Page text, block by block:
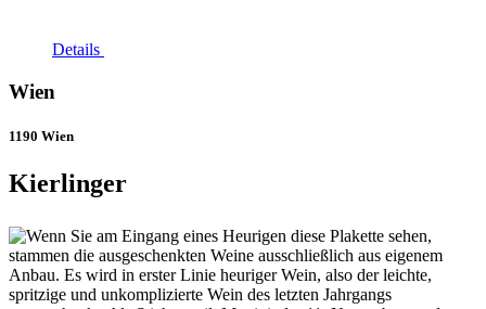
Details
Wien
1190 Wien
Kierlinger